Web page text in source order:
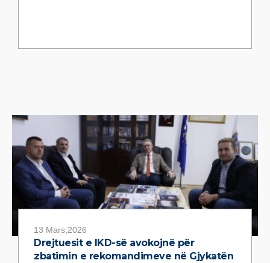
13 Mars,2026
Drejtuesit e IKD-së avokojnë për
zbatimin e rekomandimeve në Gjykatën